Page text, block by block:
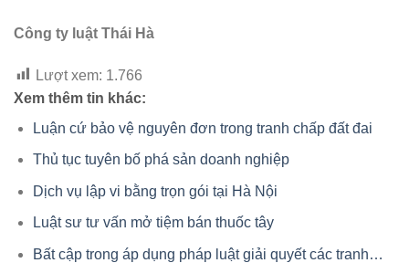
Công ty luật Thái Hà
Lượt xem: 1.766
Xem thêm tin khác:
Luận cứ bảo vệ nguyên đơn trong tranh chấp đất đai
Thủ tục tuyên bố phá sản doanh nghiệp
Dịch vụ lập vi bằng trọn gói tại Hà Nội
Luật sư tư vấn mở tiệm bán thuốc tây
Bất cập trong áp dụng pháp luật giải quyết các tranh…